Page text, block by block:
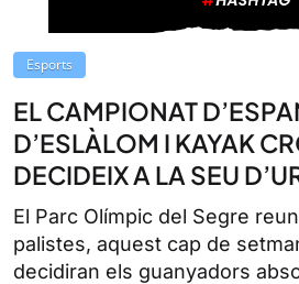
Esports
EL CAMPIONAT
D’ESLÀLOM I KAYAK
DECIDEIX A LA SEU
El Parc Olímpic del Segre
palistes, aquest cap de
decidiran els guanyadors